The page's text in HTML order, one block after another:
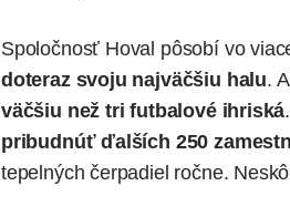
Spoločnosť Hoval pôsobí vo
doteraz svoju najväčšiu halu.
väčšiu než tri futbalové ihriská
pribudnúť ďalších 250
tepelných čerpadiel ročne.